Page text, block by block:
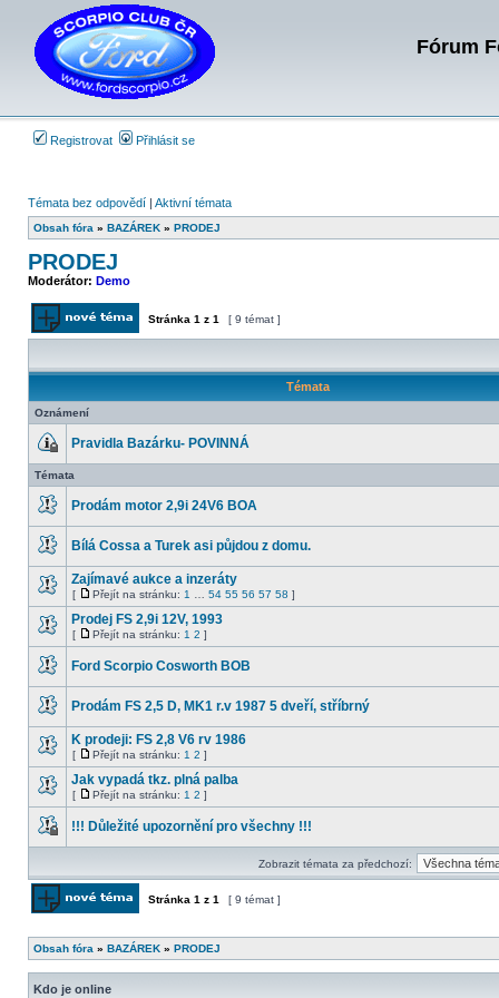
Fórum
Registrovat Přihlásit se
Témata bez odpovědí | Aktivní témata
Obsah fóra » BAZÁREK » PRODEJ
PRODEJ
Moderátor: Demo
Odeslat nové téma
Stránka 1 z 1 [ 9 témat ]
Témata
Oznámení
téma
je
Nemůžete
příspěvky
odpovídat
starší.
Pravidla Bazárku- POVINNÁ
Témata
příspěvky
Prodám motor 2,9i 24V6 BOA
nové
příspěvky
Bílá Cossa a Turek asi půjdou z domu.
Žádné
nové
příspěvky
Zajímavé aukce a inzeráty
[
Přejít
na
stránku
Přejít na stránku: 1 54 55 56 57 58 ]
Žádné
příspěvky
Prodej FS 2,9i 12V, 1993
[
Přejít
stránku
Přejít na stránku: 1 2 ]
příspěvky
Ford Scorpio Cosworth BOB
nové
příspěvky
Prodám FS 2,5 D, MK1 r.v 1987 5 dveří, stříbrný
Žádné
nové
příspěvky
K prodeji: FS 2,8 V6 rv 1986
[
Přejít
na
stránku
Přejít na stránku: 1 2 ]
Žádné
příspěvky
Jak vypadá tkz. plná palba
[
Přejít
na
stránku
Přejít na stránku: 1 2 ]
zamknuté.
Nemůžete
posílat
nové
ani
odpovídat
na
starší.
!!! Důležité upozornění pro všechny !!!
Zobrazit témata za předchozí:
Stránka 1 z 1 [ 9 témat ]
Obsah fóra » BAZÁREK » PRODEJ
Kdo je online